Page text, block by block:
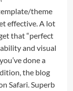
theme
effective. A lot
that “perfect
and visual
done a
the blog
Safari. Superb